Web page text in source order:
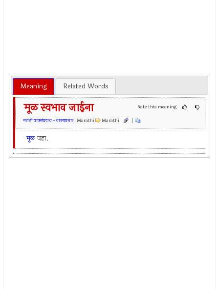
Meaning Related Words
Rate this meaning
मूळ स्वभाव जाईना
मराठी वाक्संप्रदाय - वाक्यप्रचार| Marathi Marathi | |
मूळपहा.